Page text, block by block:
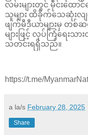
လမ်းများတွင် မိုင်းထောင်
သူများ ထိခိုက်သေဆုံး
ဖျက်မီဒီယာများမှ တ
များဖြင့် လုပ်ကြံရေးသား
သတင်းရရှိသည်။
https://t.me/
a la/s February 28, 2025
Share